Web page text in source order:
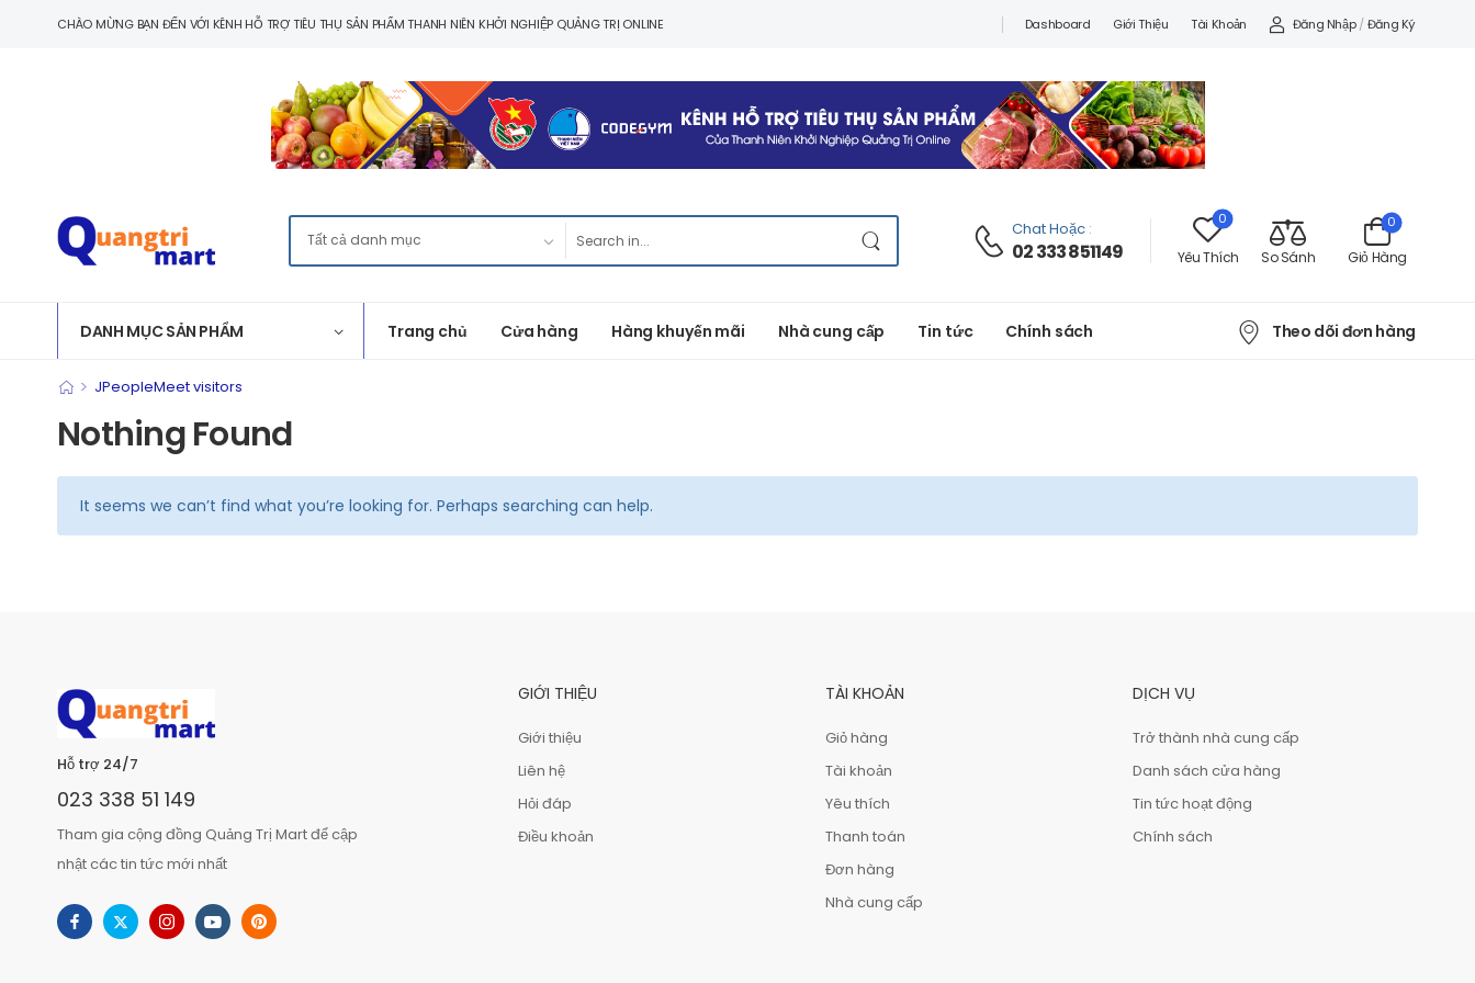
CHÀO MỪNG BẠN ĐẾN VỚI KÊNH HỖ TRỢ TIÊU THỤ SẢN PHẨM THANH NIÊN KHỞI NGHIỆP QUẢNG TRỊ ONLINE Dashboard Giới Thiệu Tài Khoản Đăng Nhập / Đăng Ký
Chat Hoặc :
02 333 851149
0
Yêu Thích So Sánh Giỏ Hàng
0
DANH MỤC SẢN PHẨM Trang chủ Cửa hàng Hàng khuyến mãi Nhà cung cấp Tin tức Chính sách Theo dõi đơn hàng
> JPeopleMeet visitors
Nothing Found
It seems we can’t find what you’re looking for. Perhaps searching can help.
Hỗ trợ 24/7
023 338 51 149
Tham gia cộng đồng Quảng Trị Mart để cập
nhật các tin tức mới nhất
GIỚI THIỆU
Giới thiệu
Liên hệ
Hỏi đáp
Điều khoản
TÀI KHOẢN
Giỏ hàng
Tài khoản
Yêu thích
Thanh toán
Đơn hàng
Nhà cung cấp
DỊCH VỤ
Trở thành nhà cung cấp
Danh sách cửa hàng
Tin tức hoạt động
Chính sách